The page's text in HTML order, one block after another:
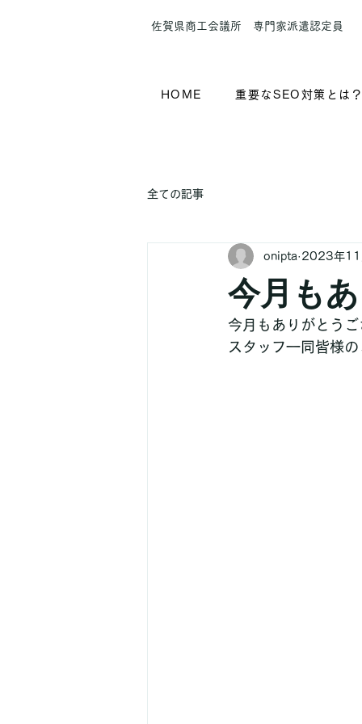
​佐賀県商工会議所 専門家派遣認定員
HOME 重要なSEO対策とは
全ての記事
今月も
onipta 2023年11
今月もありがとう
スタッフ一同皆様